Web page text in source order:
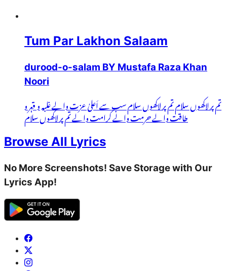
Tum Par Lakhon Salaam
durood-o-salam BY Mustafa Raza Khan
Noori
تم پر لاکھوں سلام تم پر لاکھوں سلام سب سے اَعلیٰ عزت والے غلبہ و قہر و
طاقت والے حرمت والے کرامت والے تم پر لاکھوں سلام
Browse All Lyrics
No More Screenshots! Save Storage with Our
Lyrics App!